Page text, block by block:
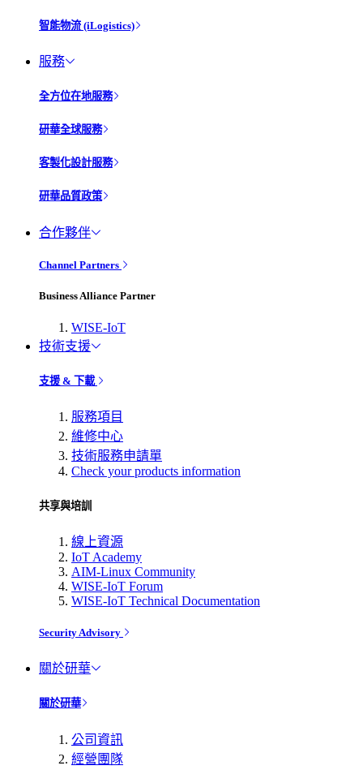
智能物流 (iLogistics)
服務
全方位在地服務
研華全球服務
客製化設計服務
研華品質政策
合作夥伴
Channel Partners
Business Alliance Partner
WISE-IoT
技術支援
支援 & 下載
服務項目
維修中心
技術服務申請單
Check your products information
共享與培訓
線上資源
IoT Academy
AIM-Linux Community
WISE-IoT Forum
WISE-IoT Technical Documentation
Security Advisory
關於研華
關於研華
公司資訊
經營團隊